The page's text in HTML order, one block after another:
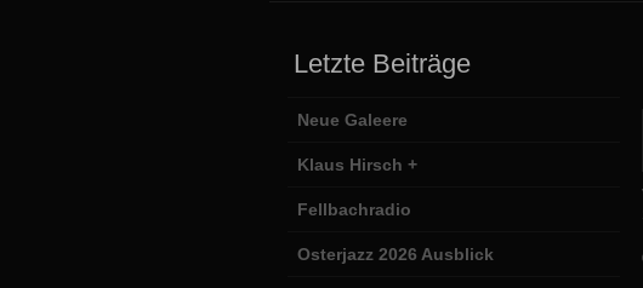
Letzte Beiträge
Neue Galeere
Klaus Hirsch +
Fellbachradio
Osterjazz 2026 Ausblick